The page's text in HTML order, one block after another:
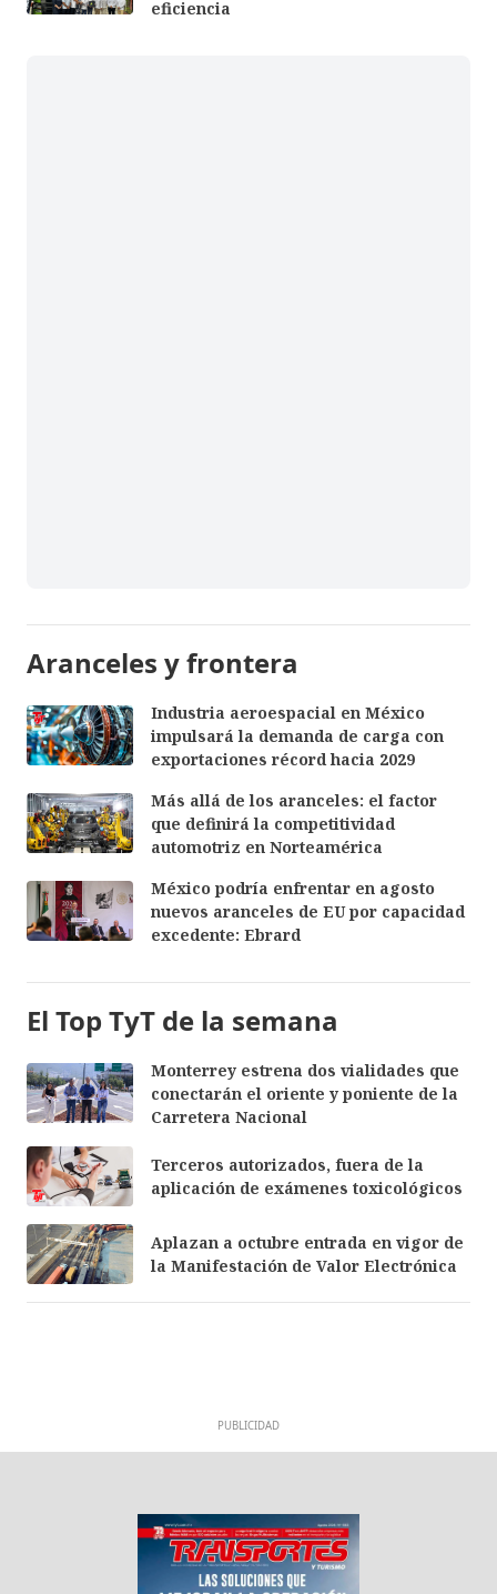
eficiencia
Aranceles y frontera
Industria aeroespacial en México
impulsará la demanda de carga con
exportaciones récord hacia 2029
Más allá de los aranceles: el factor
que definirá la competitividad
automotriz en Norteamérica
México podría enfrentar en agosto
nuevos aranceles de EU por capacidad
excedente: Ebrard
El Top TyT de la semana
Monterrey estrena dos vialidades que
conectarán el oriente y poniente de la
Carretera Nacional
Terceros autorizados, fuera de la
aplicación de exámenes toxicológicos
Aplazan a octubre entrada en vigor de
la Manifestación de Valor Electrónica
PUBLICIDAD